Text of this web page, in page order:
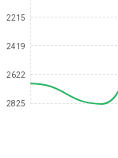
2215
2419
2622
2825